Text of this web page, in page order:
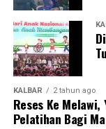
KALBAR 2 tahun ago
Reses Ke Melawi,
Pelatihan Bagi